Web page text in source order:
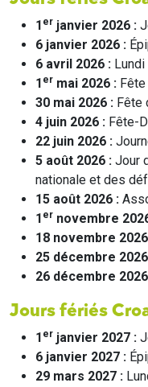
1 er janvier 2026 :
6 janvier 2026 :
6 avril 2026 :
1 er mai 2026 :
30 mai 2026 : Fête
4 juin 2026 : Fête-
22 juin 2026 :
5 août 2026 : Jour
nationale et des
15 août 2026 :
1 er novembre
18 novembre
25 décembre
26 décembre
Jours fériés
1 er janvier 2027 :
6 janvier 2027 :
29 mars 2027 :